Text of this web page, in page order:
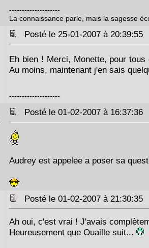
--------------------
La connaissance parle, mais la sagesse
Posté le 25-01-2007 à
Eh bien ! Merci, Monette, pour
Au moins, maintenant j'en sais
--------------------
Posté le 01-02-2007 à
Audrey est appelee a poser sa
Posté le 01-02-2007 à
Ah oui, c'est vrai ! J'avais
Heureusement que Ouaille suit...